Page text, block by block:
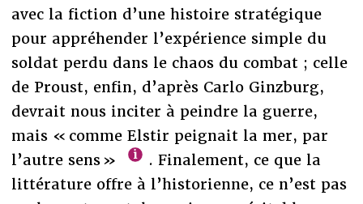
avec la fiction d’une histoire stratégique
pour appréhender l’expérience simple du
soldat perdu dans le chaos du combat ; celle
de Proust, enfin, d’après Carlo Ginzburg,
devrait nous inciter à peindre la guerre,
mais « comme Elstir peignait la mer, par
l’autre sens »
. Finalement, ce que la
littérature offre à l’historienne, ce n’est pas